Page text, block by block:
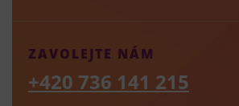
ZAVOLEJTE NÁM
+420 736 141 215